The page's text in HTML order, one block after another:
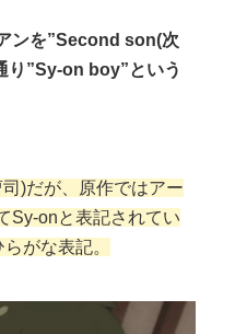
ンを”Second son(次
り”Sy-on boy”という
)だが、原作ではアー
Sy-onと表記されてい
がな表記。